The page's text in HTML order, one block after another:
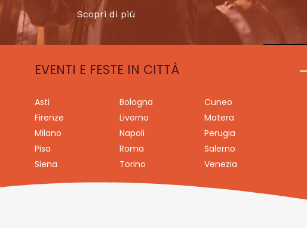
Scopri di più
EVENTI E FESTE IN CITTÀ
Asti Bologna
Cuneo
Firenze
Livorno
Matera
Milano
Napoli
Perugia
Pisa
Roma
Salerno
Siena
Torino Venezia